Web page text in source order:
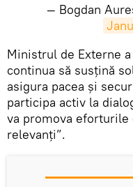
— Bogdan
Ministrul de Externe
continua să susţină
asigura pacea şi
participa activ la
va promova
relevanţi”.